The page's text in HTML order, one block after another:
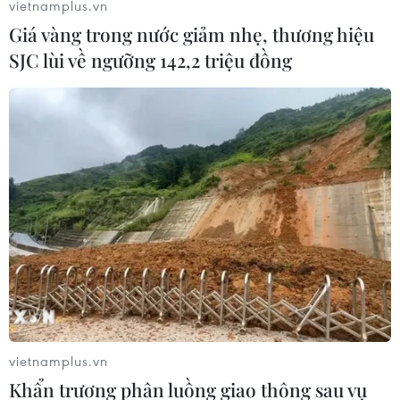
Linh thiêng lễ Chào cờ của quân
dân trên đảo Trường Sa
Lễ chào cờ Tổ quốc của các cán bộ, chiến sỹ và nhân
dân trên các đảo thuộc quần đảo Trường Sa (Khánh
Hòa) thường diễn ra vào sáng thứ hai hàng tuần, dịp
đầu năm mới và những ngày lễ lớn của đất nước.
vietnamplus.vn
Giá vàng trong nước giảm nhẹ, thương hiệu
SJC lùi về ngưỡng 142,2 triệu đồng
vietnamplus.vn
Khẩn trương phân luồng giao thông sau vụ